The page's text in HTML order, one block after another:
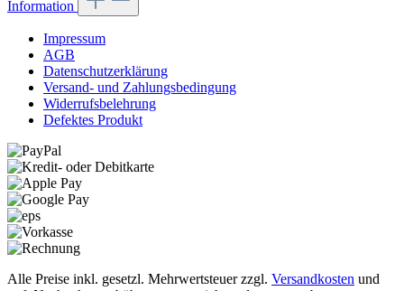
Information
Impressum
AGB
Datenschutzerklärung
Versand- und Zahlungsbedingung
Widerrufsbelehrung
Defektes Produkt
Alle Preise inkl. gesetzl. Mehrwertsteuer zzgl. Versandkosten und